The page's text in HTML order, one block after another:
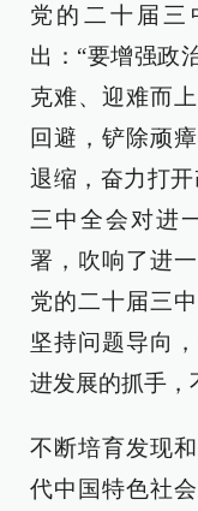
党的二十届三
出：“要增强政
克难、迎难而
回避，铲除顽
退缩，奋力打
三中全会对进
署，吹响了进
党的二十届三
坚持问题导向
进发展的抓手，
不断培育发现
代中国特色社